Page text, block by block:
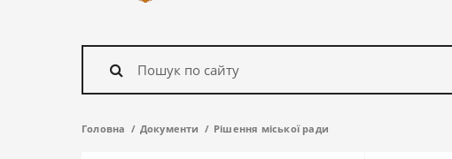
Знайти
Головна Документи Рішення міської ради